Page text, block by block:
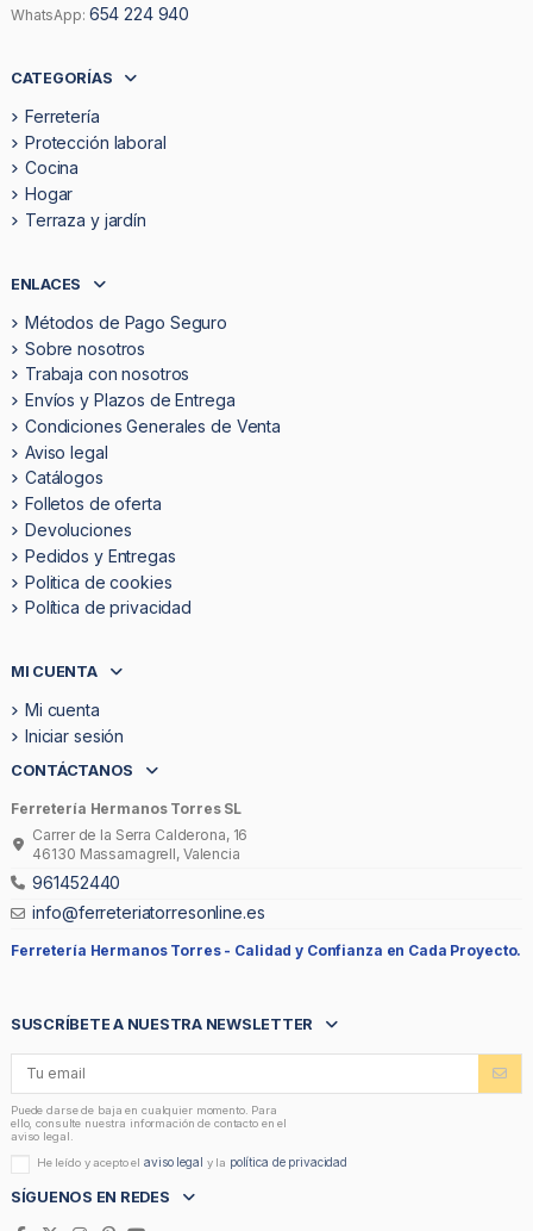
WhatsApp: 654 224 940
CATEGORÍAS
Ferretería
Protección laboral
Cocina
Hogar
Terraza y jardín
ENLACES
Métodos de Pago Seguro
Sobre nosotros
Trabaja con nosotros
Envíos y Plazos de Entrega
Condiciones Generales de Venta
Aviso legal
Catálogos
Folletos de oferta
Devoluciones
Pedidos y Entregas
Politica de cookies
Política de privacidad
MI CUENTA
Mi cuenta
Iniciar sesión
CONTÁCTANOS
Ferretería Hermanos Torres SL
Carrer de la Serra Calderona, 16
46130 Massamagrell, Valencia
961452440
info@ferreteriatorresonline.es
Ferretería Hermanos Torres - Calidad y Confianza en Cada Proyecto.
SUSCRÍBETE A NUESTRA NEWSLETTER
Puede darse de baja en cualquier momento. Para
ello, consulte nuestra información de contacto en el
aviso legal.
He leído y acepto elaviso legal y la política de privacidad
SÍGUENOS EN REDES